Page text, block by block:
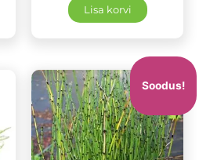
Lisa korvi
Soodus!